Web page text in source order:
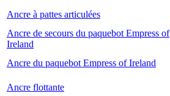
Ancre à pattes articulées
Ancre de secours du paquebot Empress of
Ireland
Ancre du paquebot Empress of Ireland
Ancre flottante